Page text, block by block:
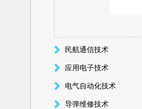
民航通信技术
应用电子技术
电气自动化技术
导弹维修技术